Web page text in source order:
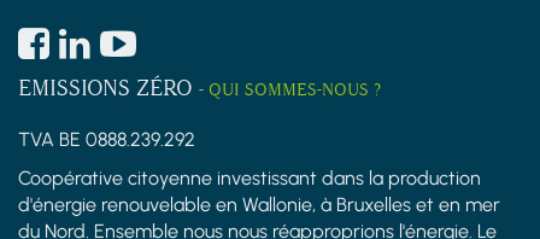
EMISSIONS ZÉRO - QUI SOMMES-NOUS ?
TVA BE 0888.239.292
Coopérative citoyenne investissant dans la production
d'énergie renouvelable en Wallonie, à Bruxelles et en mer
du Nord. Ensemble nous nous réapproprions l'énergie. Le